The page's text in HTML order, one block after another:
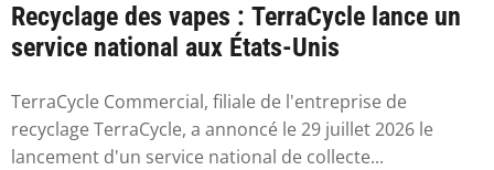
Recyclage des vapes : TerraCycle lance un
service national aux États-Unis
TerraCycle Commercial, filiale de l'entreprise de
recyclage TerraCycle, a annoncé le 29 juillet 2026 le
lancement d'un service national de collecte...